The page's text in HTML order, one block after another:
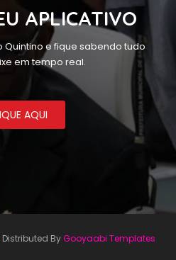
APLICATIVO
Quintino e fique sabendo tudo
em tempo real.
AQUI
ByGooyaabi Templates